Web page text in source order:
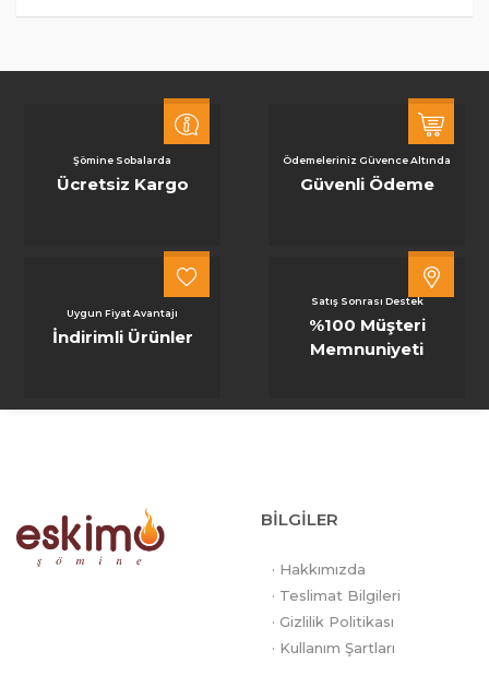
Şömine Sobalarda
Ücretsiz Kargo
Ödemeleriniz Güvence Altında
Güvenli Ödeme
Uygun Fiyat Avantajı
İndirimli Ürünler
Satış Sonrası Destek
%100 Müşteri
Memnuniyeti
BİLGİLER
· Hakkımızda
· Teslimat Bilgileri
· Gizlilik Politikası
· Kullanım Şartları